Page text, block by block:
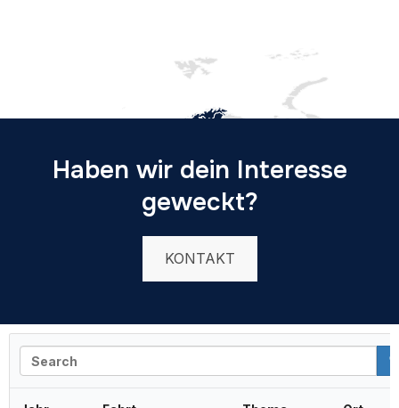
Haben wir dein Interesse
geweckt?
KONTAKT
Search